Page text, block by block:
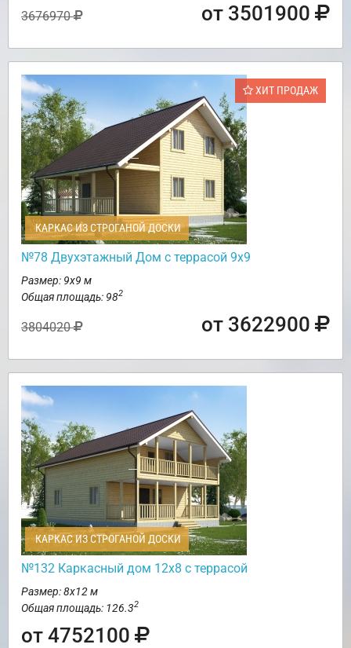
3676970 от 3501900
ХИТ ПРОДАЖ
КАРКАС ИЗ СТРОГАНОЙ ДОСКИ
№78 Двухэтажный Дом с террасой 9х9
Размер: 9х9 м
Общая площадь: 982
3804020 от 3622900
КАРКАС ИЗ СТРОГАНОЙ ДОСКИ
№132 Каркасный дом 12х8 с террасой
Размер: 8х12 м
Общая площадь: 126.32
от 4752100